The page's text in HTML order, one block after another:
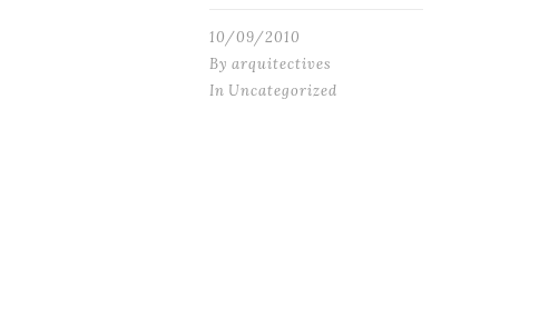
10/09/2010
By arquitectives
In Uncategorized